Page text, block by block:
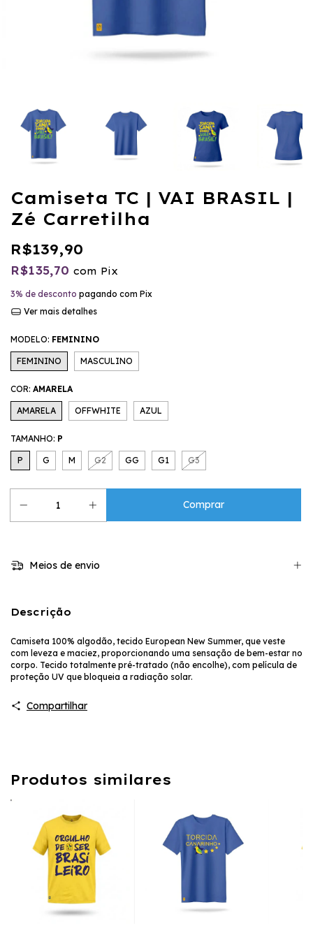
Camiseta TC | VAI BRASIL |
Zé Carretilha
R$139,90
R$135,70 com Pix
3% de desconto pagando com Pix
Ver mais detalhes
MODELO: FEMININO
FEMININO MASCULINO
COR: AMARELA
AMARELA OFFWHITE AZUL
TAMANHO: P
P G M G2 GG G1 G3
Meios de envio
Descrição
Camiseta 100% algodão, tecido European New Summer, que veste
com leveza e maciez, proporcionando uma sensação de bem-estar no
corpo. Tecido totalmente pré-tratado (não encolhe), com película de
proteção UV que bloqueia a radiação solar.
Compartilhar
Produtos similares